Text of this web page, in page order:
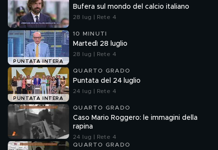
Bufera sul mondo del calcio italiano
28 lug | Rete 4
PUNTATA INTERA
10 MINUTI
Martedì 28 luglio
28 lug | Rete 4
PUNTATA INTERA
QUARTO GRADO
Puntata del 24 luglio
24 lug | Rete 4
QUARTO GRADO
Caso Mario Roggero: le immagini della
rapina
24 lug | Rete 4
QUARTO GRADO